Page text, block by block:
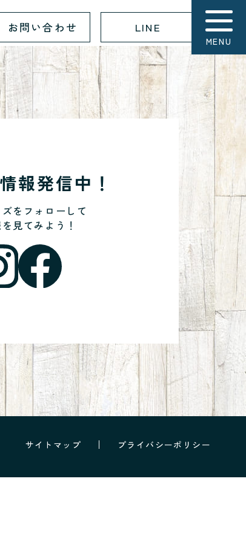
お問い合わせ LINE
MENU
報発信中！
をフォローして
見てみよう！
サイトマップ プライバシーポリシー